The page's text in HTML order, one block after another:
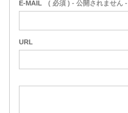
E-MAIL ( 必須 ) - 公開されません -
URL